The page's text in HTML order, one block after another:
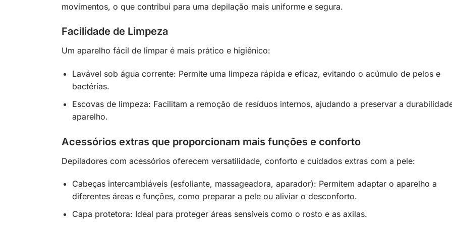
movimentos, o que contribui para uma depilação mais uniforme e segura.
Facilidade de Limpeza
Um aparelho fácil de limpar é mais prático e higiênico:
Lavável sob água corrente: Permite uma limpeza rápida e eficaz, evitando o acúmulo de pelos e
bactérias.
Escovas de limpeza: Facilitam a remoção de resíduos internos, ajudando a preservar a
aparelho.
Acessórios extras que proporcionam mais funções e conforto
Depiladores com acessórios oferecem versatilidade, conforto e cuidados extras com a pele:
Cabeças intercambiáveis (esfoliante, massageadora, aparador): Permitem adaptar o aparelho a
diferentes áreas e funções, como preparar a pele ou aliviar o desconforto.
Capa protetora: Ideal para proteger áreas sensíveis como o rosto e as axilas.